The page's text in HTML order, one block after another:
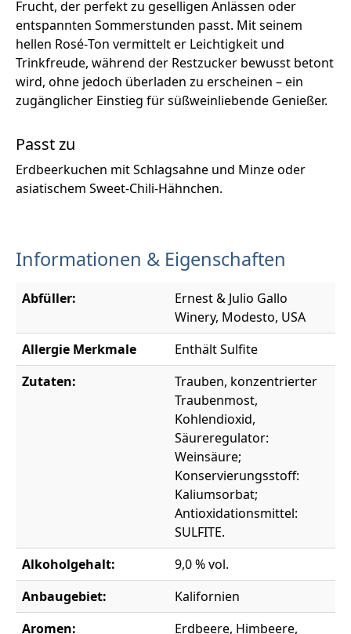
Frucht, der perfekt zu geselligen Anlässen oder
entspannten Sommerstunden passt. Mit seinem
hellen Rosé‑Ton vermittelt er Leichtigkeit und
Trinkfreude, während der Restzucker bewusst betont
wird, ohne jedoch überladen zu erscheinen – ein
zugänglicher Einstieg für süßweinliebende Genießer.
Passt zu
Erdbeerkuchen mit Schlagsahne und Minze oder
asiatischem Sweet-Chili-Hähnchen.
Informationen & Eigenschaften
Abfüller:
Ernest & Julio Gallo
Winery, Modesto, USA
Allergie Merkmale
Enthält Sulfite
Zutaten:
Trauben, konzentrierter
Traubenmost,
Kohlendioxid,
Säureregulator:
Weinsäure;
Konservierungsstoff:
Kaliumsorbat;
Antioxidationsmittel:
SULFITE.
Alkoholgehalt:
9,0 % vol.
Anbaugebiet:
Kalifornien
Aromen:
Erdbeere, Himbeere,